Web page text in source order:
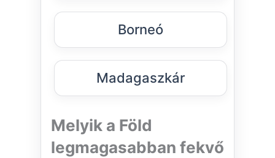
Borneó
Madagaszkár
Melyik a Föld
legmagasabban fekvő